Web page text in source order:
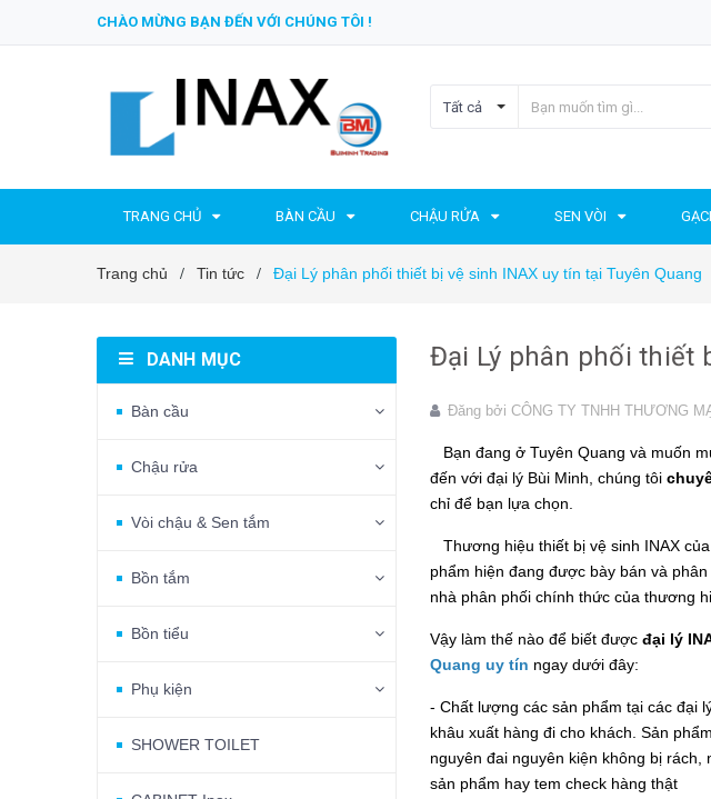
CHÀO MỪNG BẠN ĐẾN VỚI CHÚNG TÔI !
Tất cả
TRANG CHỦ BÀN CẦU CHẬU RỬA SEN VÒI
Trang chủ / Tin tức / Đại Lý phân phối thiết bị vệ sinh INAX uy tín tại Tuyên Quang
Đại Lý phân phối thiết
Đăng bởi CÔNG TY TNHH THƯƠNG
Bạn đang ở Tuyên Quang và muốn
đến với đại lý Bùi Minh, chúng tôi
chỉ để bạn lựa chọn.
Thương hiệu thiết bị vệ sinh INAX
phẩm hiện đang được bày bán và
nhà phân phối chính thức của thương
Vậy làm thế nào để biết được đại lý
Quang uy tín ngay dưới đây:
- Chất lượng các sản phẩm tại các đại
khâu xuất hàng đi cho khách. Sản
nguyên đai nguyên kiện không bị
sản phẩm hay tem check hàng thật
DANH MỤC
Bàn cầu
Chậu rửa
Vòi chậu & Sen tắm
Bồn tắm
Bồn tiểu
Phụ kiện
SHOWER TOILET